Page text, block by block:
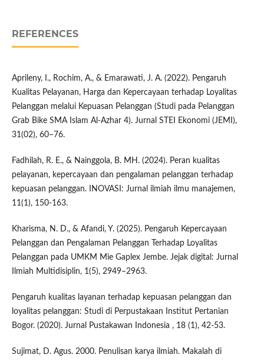
REFERENCES
Aprileny, I., Rochim, A., & Emarawati, J. A. (2022). Pengaruh
Kualitas Pelayanan, Harga dan Kepercayaan terhadap Loyalitas
Pelanggan melalui Kepuasan Pelanggan (Studi pada Pelanggan
Grab Bike SMA Islam Al-Azhar 4). Jurnal STEI Ekonomi (JEMI),
31(02), 60–76.
Fadhilah, R. E., & Nainggola, B. MH. (2024). Peran kualitas
pelayanan, kepercayaan dan pengalaman pelanggan terhadap
kepuasan pelanggan. INOVASI: Jurnal ilmiah ilmu manajemen,
11(1), 150-163.
Kharisma, N. D., & Afandi, Y. (2025). Pengaruh Kepercayaan
Pelanggan dan Pengalaman Pelanggan Terhadap Loyalitas
Pelanggan pada UMKM Mie Gaplex Jembe. Jejak digital: Jurnal
Ilmiah Multidisiplin, 1(5), 2949–2963.
Pengaruh kualitas layanan terhadap kepuasan pelanggan dan
loyalitas pelanggan: Studi di Perpustakaan Institut Pertanian
Bogor. (2020). Jurnal Pustakawan Indonesia , 18 (1), 42-53.
Sujimat, D. Agus. 2000. Penulisan karya ilmiah. Makalah di